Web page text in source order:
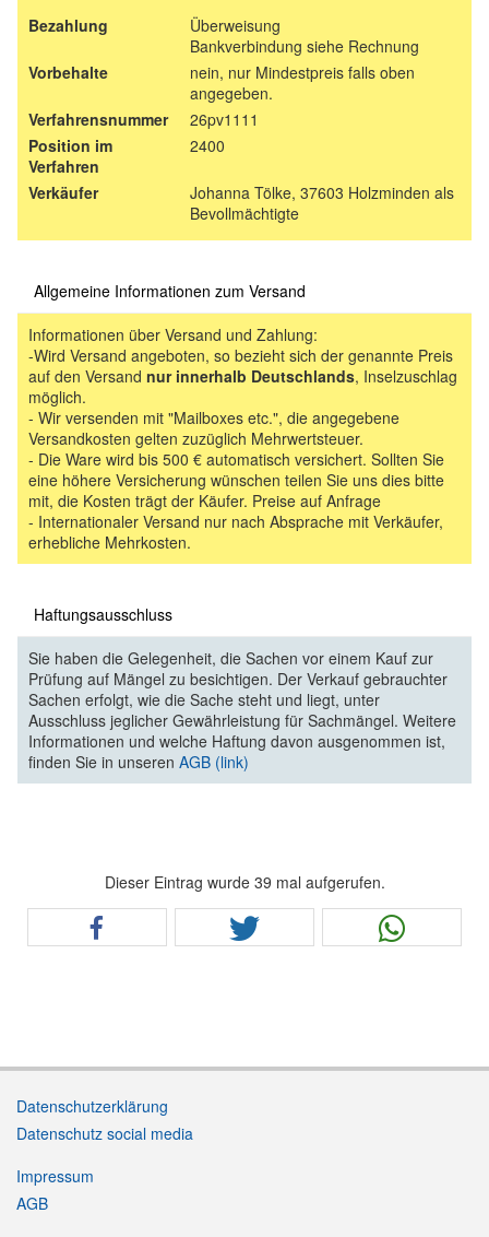
Bezahlung
Überweisung
Bankverbindung siehe Rechnung
Vorbehalte
nein, nur Mindestpreis falls oben
angegeben.
Verfahrensnummer
26pv1111
Position im
Verfahren
2400
Verkäufer
Johanna Tölke, 37603 Holzminden als
Bevollmächtigte
Allgemeine Informationen zum Versand
Informationen über Versand und Zahlung:
-Wird Versand angeboten, so bezieht sich der genannte Preis
auf den Versand nur innerhalb Deutschlands, Inselzuschlag
möglich.
- Wir versenden mit "Mailboxes etc.", die angegebene
Versandkosten gelten zuzüglich Mehrwertsteuer.
- Die Ware wird bis 500 € automatisch versichert. Sollten Sie
eine höhere Versicherung wünschen teilen Sie uns dies bitte
mit, die Kosten trägt der Käufer. Preise auf Anfrage
- Internationaler Versand nur nach Absprache mit Verkäufer,
erhebliche Mehrkosten.
Haftungsausschluss
Sie haben die Gelegenheit, die Sachen vor einem Kauf zur
Prüfung auf Mängel zu besichtigen. Der Verkauf gebrauchter
Sachen erfolgt, wie die Sache steht und liegt, unter
Ausschluss jeglicher Gewährleistung für Sachmängel. Weitere
Informationen und welche Haftung davon ausgenommen ist,
finden Sie in unseren AGB (link)
Dieser Eintrag wurde 39 mal aufgerufen.
Datenschutzerklärung
Datenschutz social media
Impressum
AGB